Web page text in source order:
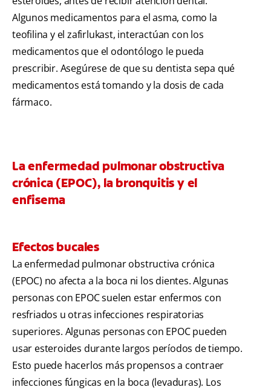
Algunos medicamentos para el asma, como la
teofilina y el zafirlukast, interactúan con los
medicamentos que el odontólogo le pueda
prescribir. Asegúrese de que su dentista sepa qué
medicamentos está tomando y la dosis de cada
fármaco.
La enfermedad pulmonar obstructiva
crónica (EPOC), la bronquitis y el
enfisema
Efectos bucales
La enfermedad pulmonar obstructiva crónica
(EPOC) no afecta a la boca ni los dientes. Algunas
personas con EPOC suelen estar enfermos con
resfriados u otras infecciones respiratorias
superiores. Algunas personas con EPOC pueden
usar esteroides durante largos períodos de tiempo.
Esto puede hacerlos más propensos a contraer
infecciones fúngicas en la boca (levaduras). Los